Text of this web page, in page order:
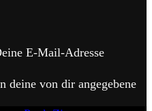
E-Mail-Adresse
deine von dir angegebene